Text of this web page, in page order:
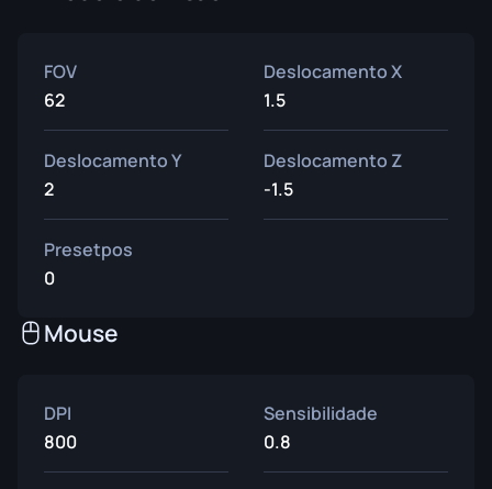
FOV
62
Deslocamento X
1.5
Deslocamento Y
2
Deslocamento Z
-1.5
Presetpos
0
Mouse
DPI
800
Sensibilidade
0.8